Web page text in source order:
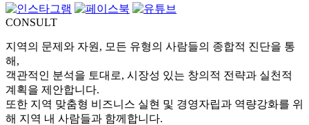
CONSULT
지역의 문제와 자원, 모든 유형의 사람들의 종합적 진단을 통
해,
객관적인 분석을 토대로, 시장성 있는 창의적 전략과 실천적
계획을 제안합니다.
또한 지역 맞춤형 비즈니스 실현 및 경영자립과 역량강화를 위
해 지역 내 사람들과 함께합니다.